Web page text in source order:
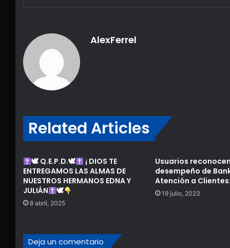
AlexFerrel
Related Articles
🕊 Q.E.P.D.🕊
¡ DIOS TE
ENTREGAMOS LAS ALMAS DE
NUESTROS HERMANOS EDNA Y
JULIÁN
🕊
8 abril, 2025
Usuarios
desempeño de
Atención a
19 julio, 2023
Deja un comentario